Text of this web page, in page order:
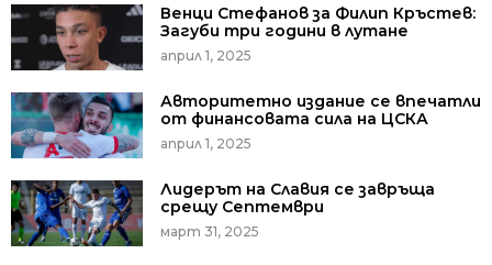
Венци Стефанов за Филип Кръстев:
Загуби три години в лутане
април 1, 2025
Авторитетно издание се впечатли
от финансовата сила на ЦСКА
април 1, 2025
Лидерът на Славия се завръща
срещу Септември
март 31, 2025